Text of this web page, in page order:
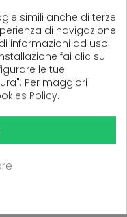
parte degli utenti.
simili anche di terze
di navigazione
informazioni ad uso
fai clic su
le tue
Per maggiori
Policy.